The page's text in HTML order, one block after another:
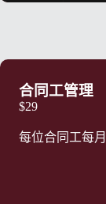
合同工管理
$29
每位合同工每月